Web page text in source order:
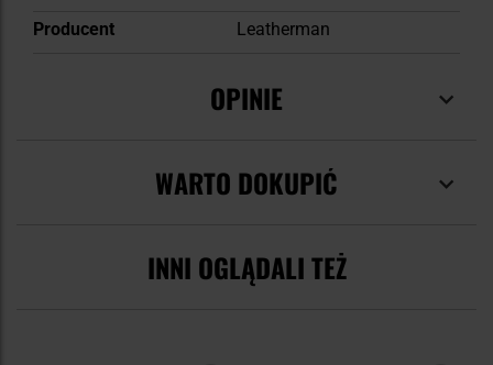
Producent
Leatherman
OPINIE
WARTO DOKUPIĆ
INNI OGLĄDALI TEŻ